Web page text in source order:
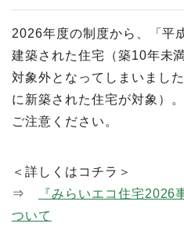
2026年度の制度から、「平
建築された住宅（築10年未
対象外となってしまいまし
に新築された住宅が対象）
ご注意ください。
＜詳しくはコチラ＞
⇒
『みらいエコ住宅2026
ついて